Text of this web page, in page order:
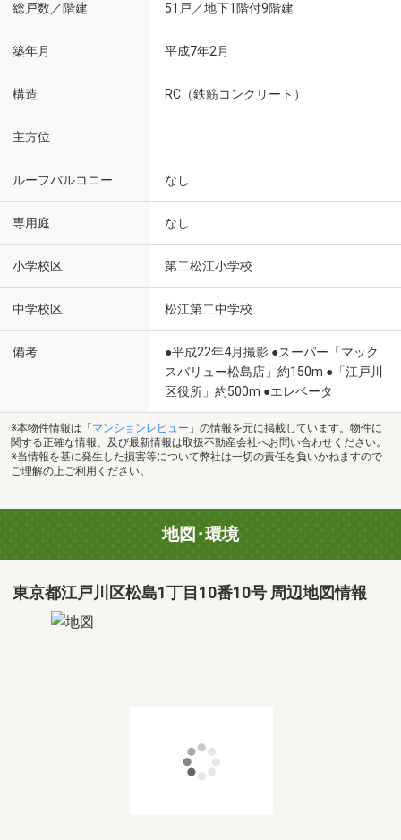
総戸数／階建 51戸／地下1階付9階建
築年月 平成7年2月
構造 RC（鉄筋コンクリート）
主方位
ルーフバルコニー なし
専用庭 なし
小学校区 第二松江小学校
中学校区 松江第二中学校
備考
●平成22年4月撮影 ●スーパー「マック
スバリュー松島店」約150m ●「江戸川
区役所」約500m ●エレベータ
※本物件情報は「 マンションレビュー 」の情報を元に掲載しています。物件に
関する正確な情報、及び最新情報は取扱不動産会社へお問い合わせください。
※当情報を基に発生した損害等について弊社は一切の責任を負いかねますので
ご理解の上ご利用ください。
地図･環境
東京都江戸川区松島1丁目10番10号 周辺地図情報